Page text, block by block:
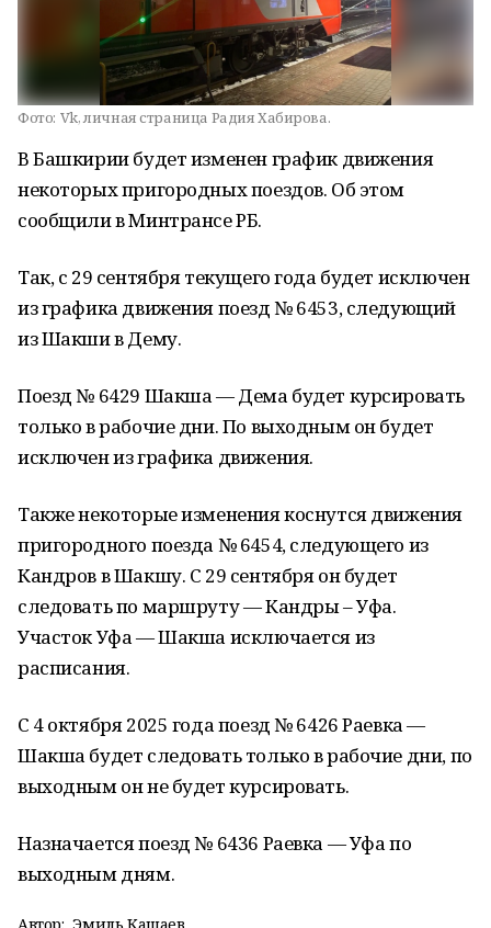
Фото: Vk, личная страница Радия Хабирова.
В Башкирии будет изменен график движения
некоторых пригородных поездов. Об этом
сообщили в Минтрансе РБ.
Так, с 29 сентября текущего года будет исключен
из графика движения поезд № 6453, следующий
из Шакши в Дему.
Поезд № 6429 Шакша — Дема будет курсировать
только в рабочие дни. По выходным он будет
исключен из графика движения.
Также некоторые изменения коснутся движения
пригородного поезда № 6454, следующего из
Кандров в Шакшу. С 29 сентября он будет
следовать по маршруту — Кандры – Уфа.
Участок Уфа — Шакша исключается из
расписания.
С 4 октября 2025 года поезд № 6426 Раевка —
Шакша будет следовать только в рабочие дни, по
выходным он не будет курсировать.
Назначается поезд № 6436 Раевка — Уфа по
выходным дням.